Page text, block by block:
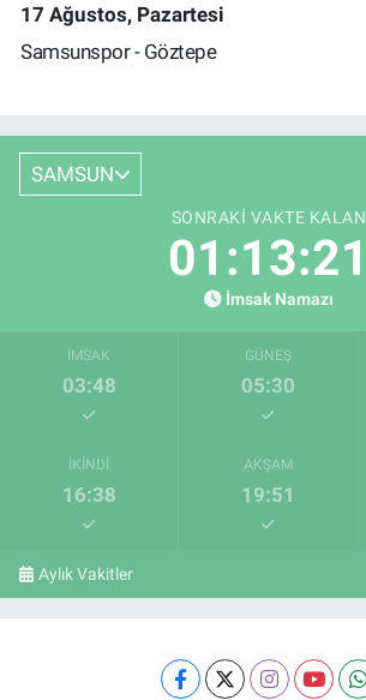
17 Ağustos, Pazartesi
Samsunspor - Göztepe
SAMSUN
SONRAKI VAKTE KALAN
01:13:20
İmsak Namazı
İMSAK
03:48
GÜNEŞ
05:30
İKINDI
16:38
AKŞAM
19:51
Aylık Vakitler